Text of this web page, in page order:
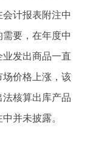
计报表附注中
要，在年度中
发出商品一直
场价格上涨，该
核算出库产品
并未披露。